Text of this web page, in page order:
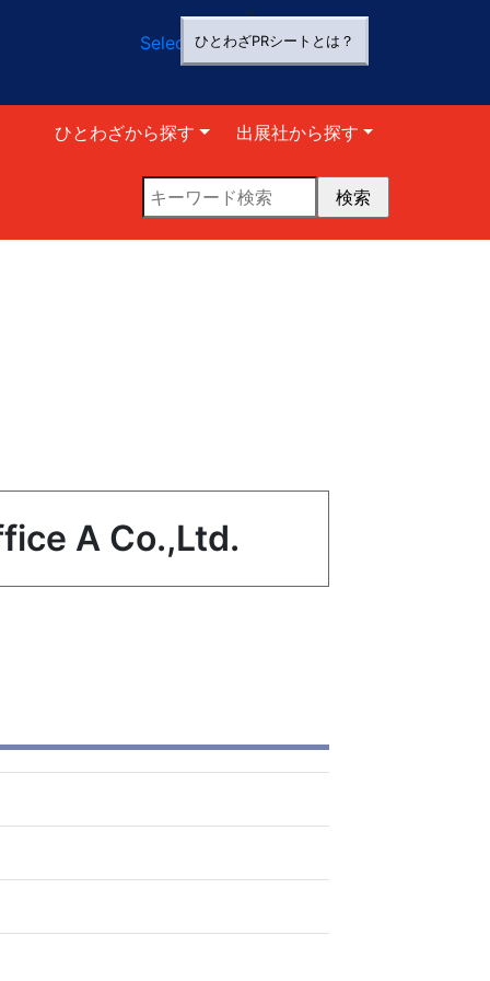
Select Language▼
>
ひとわざPRシートとは？
ひとわざから探す 出展社から探す
A Co.,Ltd.